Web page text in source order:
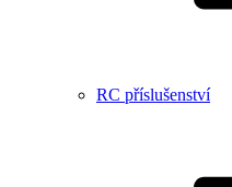
RC příslušenství